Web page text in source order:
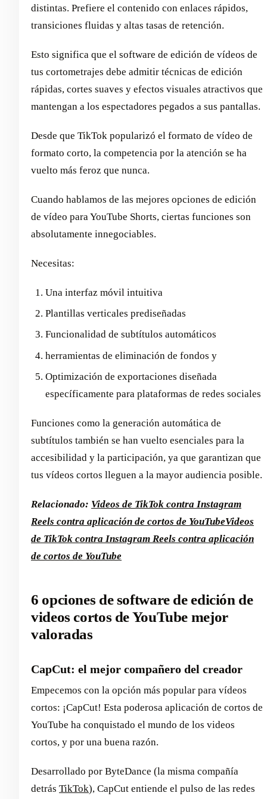
distintas. Prefiere el contenido con enlaces rápidos,
transiciones fluidas y altas tasas de retención.
Esto significa que el software de edición de vídeos de
tus cortometrajes debe admitir técnicas de edición
rápidas, cortes suaves y efectos visuales atractivos que
mantengan a los espectadores pegados a sus pantallas.
Desde que TikTok popularizó el formato de vídeo de
formato corto, la competencia por la atención se ha
vuelto más feroz que nunca.
Cuando hablamos de las mejores opciones de edición
de vídeo para YouTube Shorts, ciertas funciones son
absolutamente innegociables.
Necesitas:
Una interfaz móvil intuitiva
Plantillas verticales prediseñadas
Funcionalidad de subtítulos automáticos
herramientas de eliminación de fondos y
Optimización de exportaciones diseñada
específicamente para plataformas de redes sociales
Funciones como la generación automática de
subtítulos también se han vuelto esenciales para la
accesibilidad y la participación, ya que garantizan que
tus vídeos cortos lleguen a la mayor audiencia posible.
Relacionado: Videos de TikTok contra Instagram
Reels contra aplicación de cortos de YouTubeVideos
de TikTok contra Instagram Reels contra aplicación
de cortos de YouTube
6 opciones de software de edición de
videos cortos de YouTube mejor
valoradas
CapCut: el mejor compañero del creador
Empecemos con la opción más popular para vídeos
cortos: ¡CapCut! Esta poderosa aplicación de cortos de
YouTube ha conquistado el mundo de los videos
cortos, y por una buena razón.
Desarrollado por ByteDance (la misma compañía
detrás TikTok), CapCut entiende el pulso de las redes